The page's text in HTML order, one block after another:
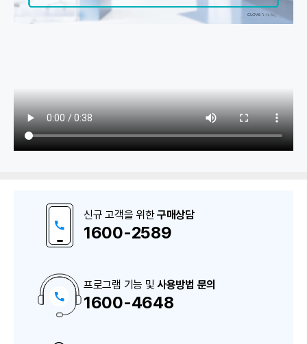
고객등록
2. 출금관리
출금동의서 등록
구
매
신규 고객을 위한구매상담
1600-2589
프로그램 기능 및 사용방법 문의
1600-4648